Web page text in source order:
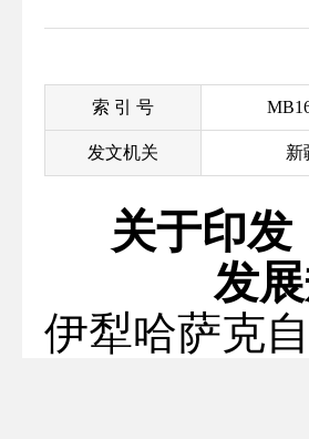
索 引 号
发文机关 新
关于印发
发
伊犁哈萨克